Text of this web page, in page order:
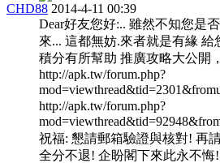
CHD88 2014-4-11 00:39
Dear好友您好:.. 雖然不知您是
來... 這都無妨.來者就是有緣
積分有所幫助 推廣攻略大公開
http://apk.tw/forum.php?
http://apk.tw/forum.php?
祝福: 懇請郵箱驗證與核對! 再
全分不退! 企盼閣下來此永不悔